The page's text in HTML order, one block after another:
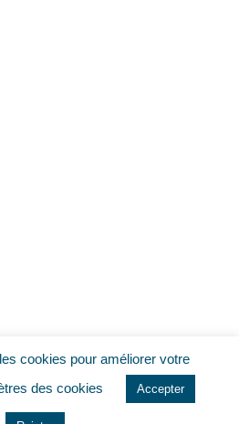
cookies pour améliorer votre
des cookies Accepter